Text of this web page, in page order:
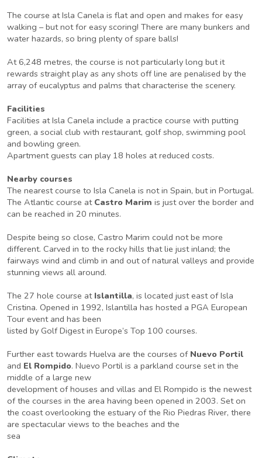
The course at Isla Canela is flat and open and makes for easy
walking – but not for easy scoring! There are many bunkers and
water hazards, so bring plenty of spare balls!
At 6,248 metres, the course is not particularly long but it
rewards straight play as any shots off line are penalised by the
array of eucalyptus and palms that characterise the scenery.
Facilities
Facilities at Isla Canela include a practice course with putting
green, a social club with restaurant, golf shop, swimming pool
and bowling green.
Apartment guests can play 18 holes at reduced costs.
Nearby courses
The nearest course to Isla Canela is not in Spain, but in Portugal.
The Atlantic course at Castro Marim is just over the border and
can be reached in 20 minutes.
Despite being so close, Castro Marim could not be more
different. Carved in to the rocky hills that lie just inland; the
fairways wind and climb in and out of natural valleys and provide
stunning views all around.
The 27 hole course at Islantilla, is located just east of Isla
Cristina. Opened in 1992, Islantilla has hosted a PGA European
Tour event and has been
listed by Golf Digest in Europe’s Top 100 courses.
Further east towards Huelva are the courses of Nuevo Portil
and El Rompido. Nuevo Portil is a parkland course set in the
middle of a large new
development of houses and villas and El Rompido is the newest
of the courses in the area having been opened in 2003. Set on
the coast overlooking the estuary of the Rio Piedras River, there
are spectacular views to the beaches and the
sea